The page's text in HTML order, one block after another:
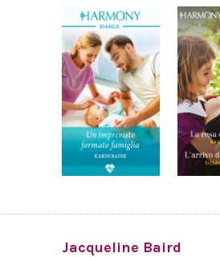
Jacqueline Baird